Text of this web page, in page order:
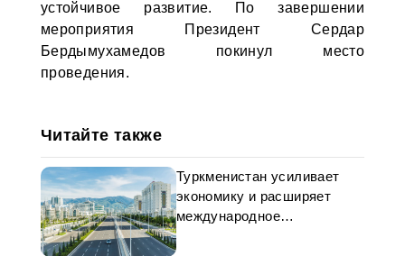
устойчивое развитие. По завершении
мероприятия Президент Сердар
Бердымухамедов покинул место
проведения.
Читайте также
Туркменистан усиливает
экономику и расширяет
международное
сотрудничество